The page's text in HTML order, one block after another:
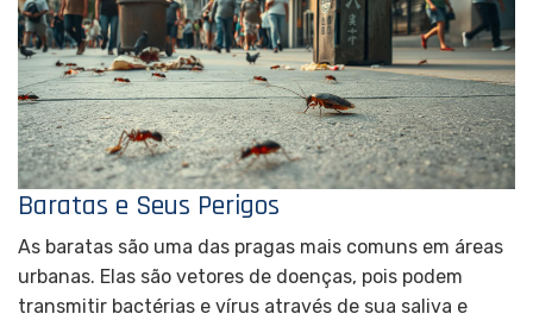
Baratas e Seus Perigos
As baratas são uma das pragas mais comuns em áreas
urbanas. Elas são vetores de doenças, pois podem
transmitir bactérias e vírus através de sua saliva e